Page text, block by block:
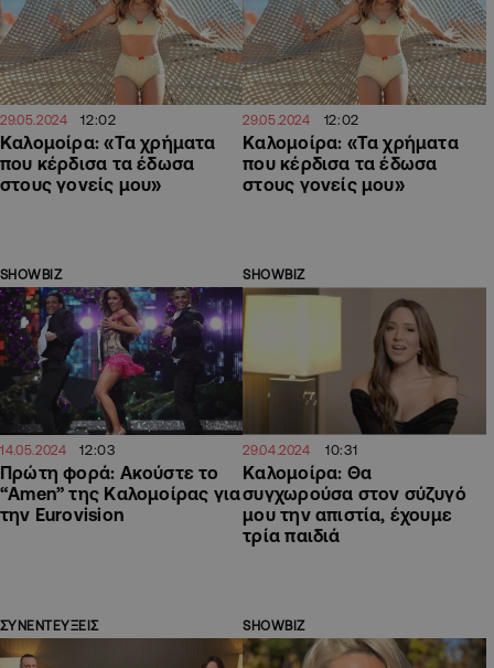
29.05.2024 12:02
Καλομοίρα: «Τα χρήματα
που κέρδισα τα έδωσα
στους γονείς μου»
29.05.2024 12:02
Καλομοίρα: «Τα χρήματα
που κέρδισα τα έδωσα
στους γονείς μου»
SHOWBIZ
14.05.2024 12:03
Πρώτη φορά: Ακούστε το
“Amen” της Καλομοίρας για
την Eurovision
SHOWBIZ
29.04.2024 10:31
Καλομοίρα: Θα
συγχωρούσα στον σύζυγό
μου την απιστία, έχουμε
τρία παιδιά
ΣΥΝΕΝΤΕΥΞΕΙΣ SHOWBIZ